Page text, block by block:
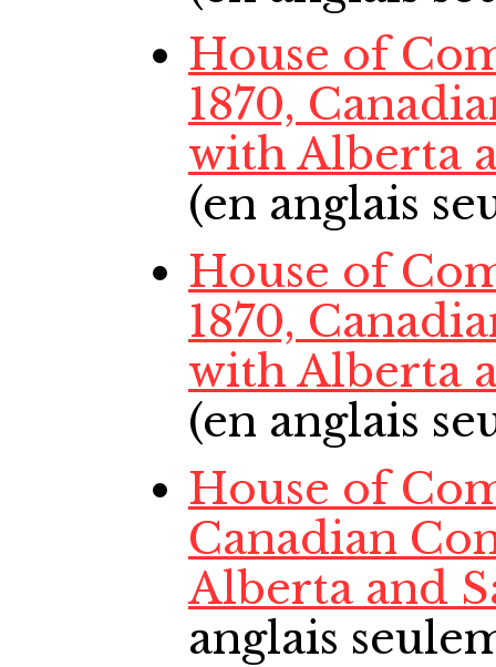
House of
1870,
with Alberta
(en anglais
House of
1870,
with Alberta
(en anglais
House of
Canadian
Alberta and
anglais